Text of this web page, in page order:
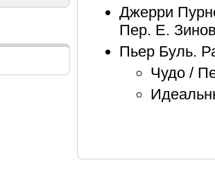
Джерри
Пер. Е.
Пьер Буль.
Чудо /